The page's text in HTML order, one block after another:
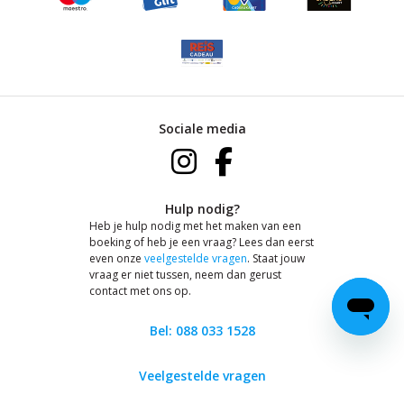
Sociale media
Hulp nodig?
Heb je hulp nodig met het maken van een
boeking of heb je een vraag? Lees dan eerst
even onze veelgestelde vragen. Staat jouw
vraag er niet tussen, neem dan gerust
contact met ons op.
Bel: 088 033 1528
Veelgestelde vragen